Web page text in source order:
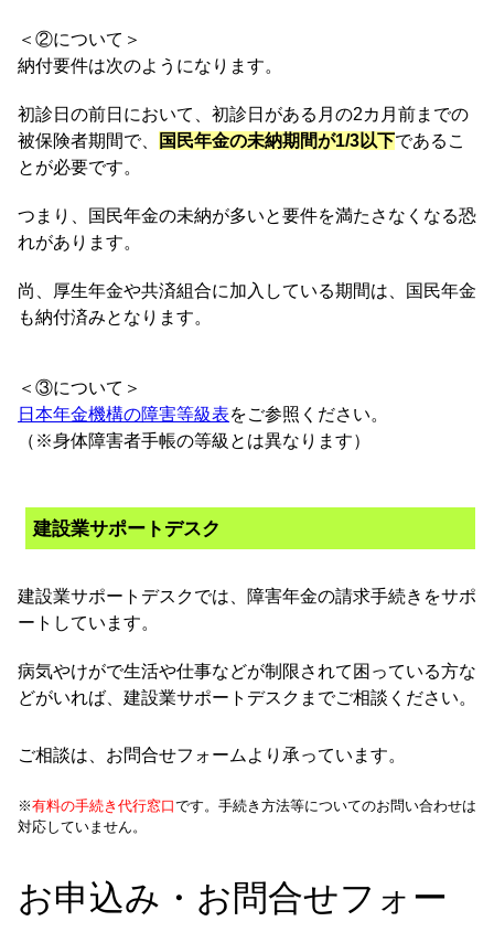
＜②について＞
納付要件は次のようになります。
初診日の前日において、初診日がある月の2カ月前までの
被保険者期間で、
国民年金の未納期間が1/3以下であるこ
とが必要です。
つまり、国民年金の未納が多いと要件を満たさなくなる恐
れがあります。
尚、厚生年金や共済組合に加入している期間は、国民年金
も納付済みとなります。
＜③について＞
日本年金機構の障害等級表をご参照ください。
（※身体障害者手帳の等級とは異なります）
建設業サポートデスク
建設業サポートデスクでは、障害年金の請求手続きをサポ
ートしています。
病気やけがで生活や仕事などが制限されて困っている方な
どがいれば、建設業サポートデスクまでご相談ください。
ご相談は、お問合せフォームより承っています。
※有料の手続き代行窓口です。手続き方法等についてのお問い合わせは
対応していません。